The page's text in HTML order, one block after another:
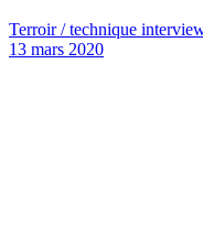
Terroir / technique
13 mars 2020